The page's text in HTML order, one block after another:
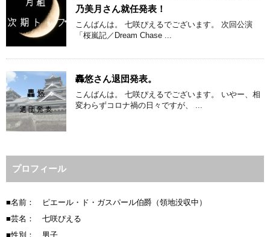
乃美月さん就任発表！
こんばんは。 七咲ぴえるでございます。 次回公演
「桜嵐記／Dream Chase ...
轟悠さん退団発表。
こんばんは。 七咲ぴえるでございます。 いやー、相
変わらずコロナ禍の日々ですが、 ...
プロフィール
■名前： ピエール・ド・ガスパール伯爵（領地没収中）
■芸名： 七咲ぴえる
■性別： 男子